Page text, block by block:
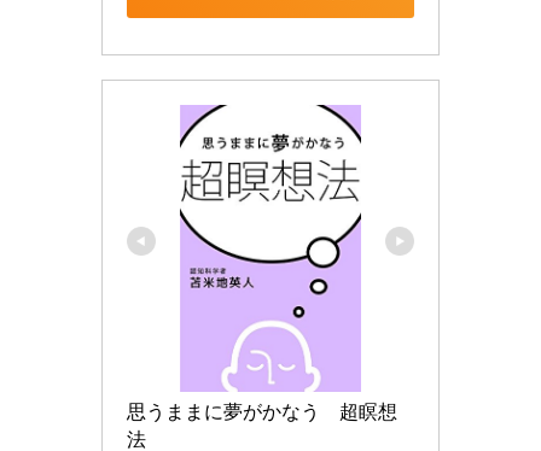
思うままに夢がかなう　超瞑想
法